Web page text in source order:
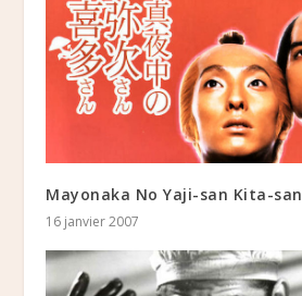
Mayonaka No Yaji-san Kita-san
16 janvier 2007